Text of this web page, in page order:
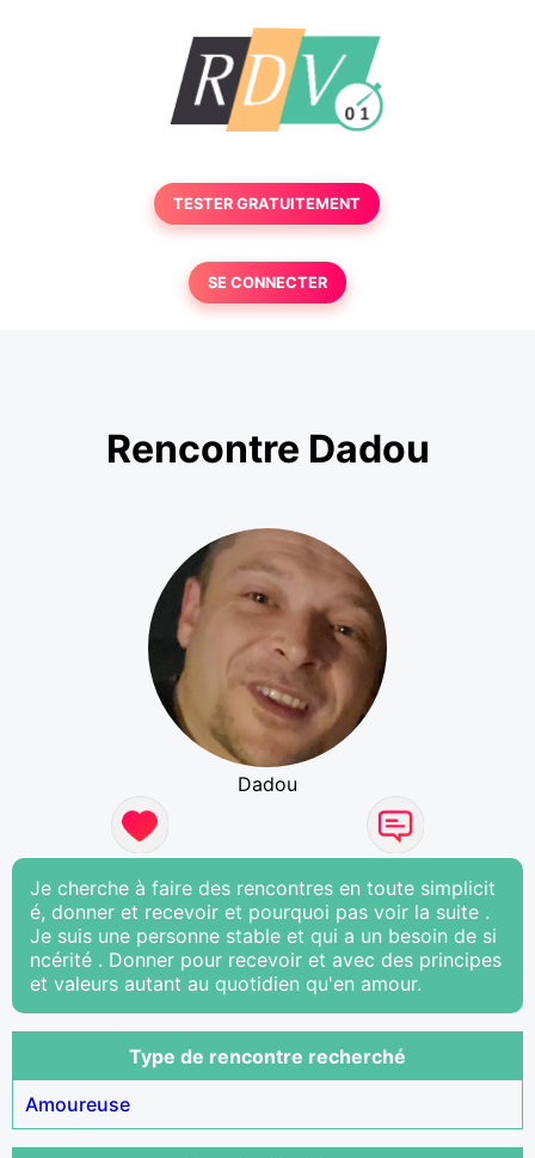
TESTER GRATUITEMENT
SE CONNECTER
Rencontre Dadou
Dadou
Je cherche à faire des rencontres en toute simplicit
é, donner et recevoir et pourquoi pas voir la suite .
Je suis une personne stable et qui a un besoin de si
ncérité . Donner pour recevoir et avec des principes
et valeurs autant au quotidien qu'en amour.
Type de rencontre recherché
Amoureuse